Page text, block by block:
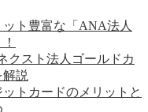
ト豊富な「ANA法人
クスト法人ゴールドカ
説
トカードのメリットと